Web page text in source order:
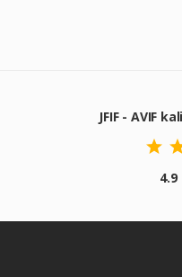
JFIF - AVIF
4.9